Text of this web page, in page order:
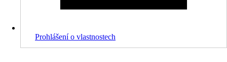
Prohlášení o vlastnostech